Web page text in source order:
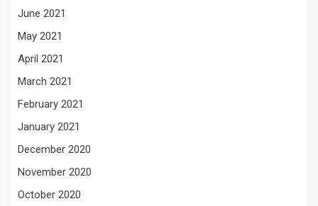
June 2021
May 2021
April 2021
March 2021
February 2021
January 2021
December 2020
November 2020
October 2020